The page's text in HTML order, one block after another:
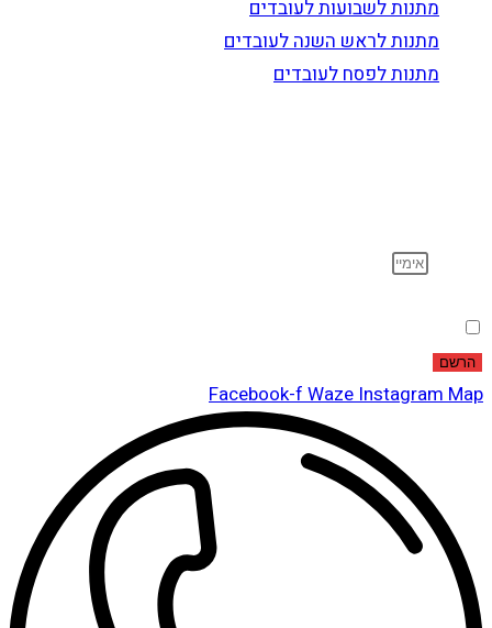
מתנות לשבועות לעובדים
מתנות לראש השנה לעובדים
מתנות לפסח לעובדים
הרשם
Facebook-f Waze Instagram Map